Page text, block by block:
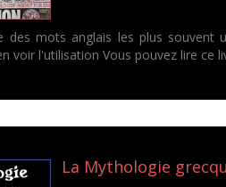
des mots anglais les plus
voir l'utilisation Vous pouvez lire ce
La Mythologie